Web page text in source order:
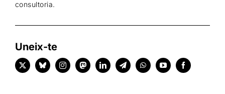
consultoria.
Uneix-te